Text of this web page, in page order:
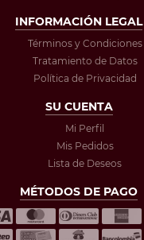
INFORMACIÓN LEGAL
Términos y Condiciones
Tratamiento de Datos
Política de Privacidad
SU CUENTA
Mi Perfil
Mis Pedidos
Lista de Deseos
MÉTODOS DE PAGO